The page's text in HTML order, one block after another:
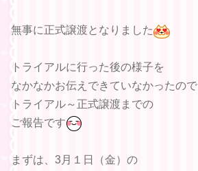
無事に正式譲渡となりました
トライアルに行った後の様子を
なかなかお伝えできていなかったので
トライアル～正式譲渡までの
ご報告です
まずは、3月１日（金）の